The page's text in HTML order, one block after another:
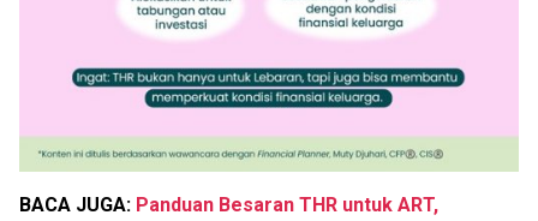
BACA JUGA: Panduan Besaran THR untuk ART,